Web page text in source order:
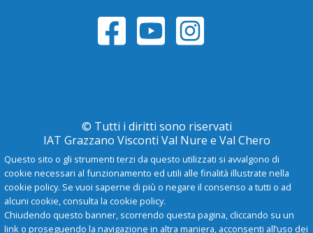
© Tutti i diritti sono riservati
IAT Grazzano Visconti Val Nure e Val Chero
Privacy Policy
Questo sito o gli strumenti terzi da questo utilizzati si avvalgono di
cookie necessari al funzionamento ed utili alle finalità illustrate nella
cookie policy. Se vuoi saperne di più o negare il consenso a tutti o ad
alcuni cookie, consulta la cookie policy.
Chiudendo questo banner, scorrendo questa pagina, cliccando su un
link o proseguendo la navigazione in altra maniera, acconsenti all’uso dei
- A +